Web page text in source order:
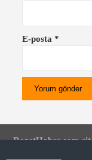
E-posta *
RozetHaber.com
alan bilgilerin